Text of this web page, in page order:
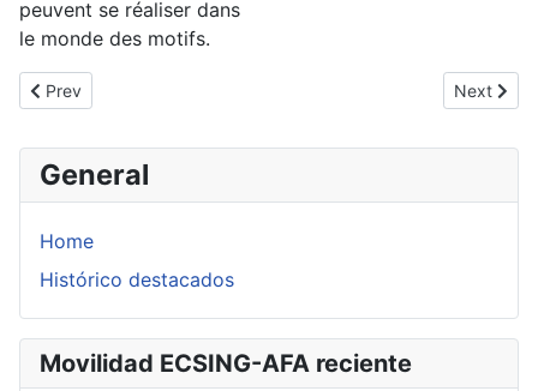
General
Home
Histórico destacados
Movilidad ECSING-AFA reciente
peuvent se réaliser dans
le monde des motifs.
Previous article: Seminario de Monique Lejeune Jalabert
Prev Next
Next